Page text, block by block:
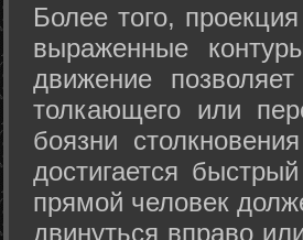
Более того,
выраженные
движение
толкающего или
боязни
достигается
прямой человек
двинуться вправо